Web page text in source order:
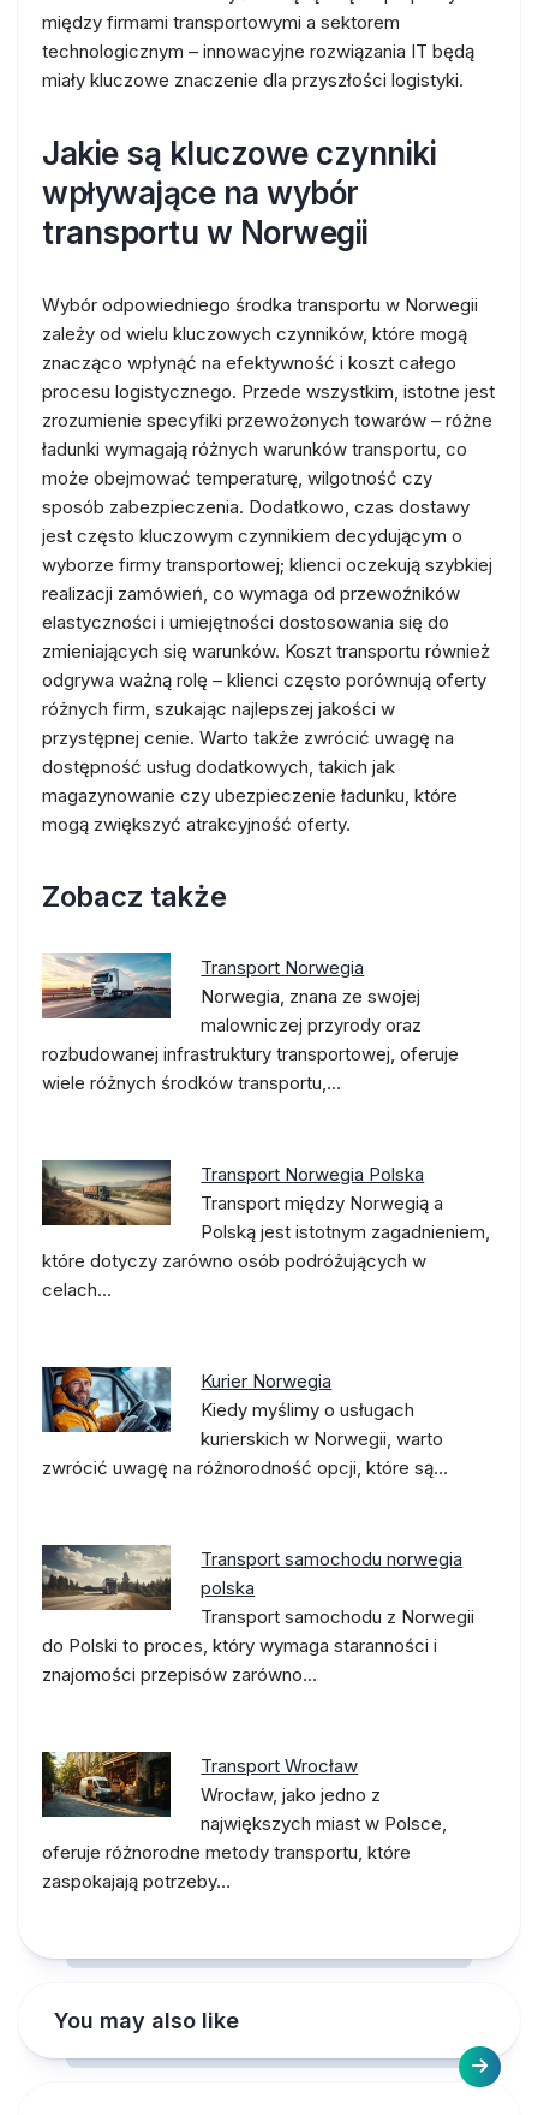
między firmami transportowymi a sektorem
technologicznym – innowacyjne rozwiązania IT będą
miały kluczowe znaczenie dla przyszłości logistyki.
Jakie są kluczowe czynniki
wpływające na wybór
transportu w Norwegii
Wybór odpowiedniego środka transportu w Norwegii
zależy od wielu kluczowych czynników, które mogą
znacząco wpłynąć na efektywność i koszt całego
procesu logistycznego. Przede wszystkim, istotne jest
zrozumienie specyfiki przewożonych towarów – różne
ładunki wymagają różnych warunków transportu, co
może obejmować temperaturę, wilgotność czy
sposób zabezpieczenia. Dodatkowo, czas dostawy
jest często kluczowym czynnikiem decydującym o
wyborze firmy transportowej; klienci oczekują szybkiej
realizacji zamówień, co wymaga od przewoźników
elastyczności i umiejętności dostosowania się do
zmieniających się warunków. Koszt transportu również
odgrywa ważną rolę – klienci często porównują oferty
różnych firm, szukając najlepszej jakości w
przystępnej cenie. Warto także zwrócić uwagę na
dostępność usług dodatkowych, takich jak
magazynowanie czy ubezpieczenie ładunku, które
mogą zwiększyć atrakcyjność oferty.
Zobacz także
Transport Norwegia
Norwegia, znana ze swojej
malowniczej przyrody oraz
rozbudowanej infrastruktury transportowej, oferuje
wiele różnych środków transportu,…
Transport Norwegia Polska
Transport między Norwegią a
Polską jest istotnym zagadnieniem,
które dotyczy zarówno osób podróżujących w
celach…
Kurier Norwegia
Kiedy myślimy o usługach
kurierskich w Norwegii, warto
zwrócić uwagę na różnorodność opcji, które są…
Transport samochodu norwegia
polska
Transport samochodu z Norwegii
do Polski to proces, który wymaga staranności i
znajomości przepisów zarówno…
Transport Wrocław
Wrocław, jako jedno z
największych miast w Polsce,
oferuje różnorodne metody transportu, które
zaspokajają potrzeby…
You may also like